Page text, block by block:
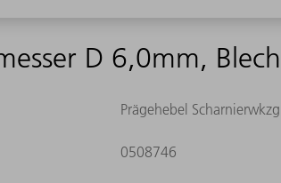
Prägehebel
0508746